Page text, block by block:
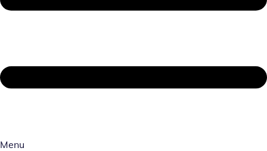
Menu